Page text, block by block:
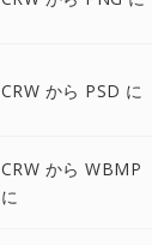
CRW から PSD に
CRW から WBMP
に